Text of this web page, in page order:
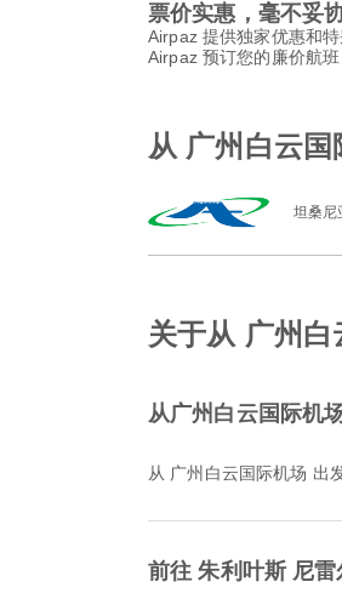
票价实惠，毫不妥
Airpaz 提供独家优惠和
Airpaz 预订您的廉价航
从 广州白云
坦桑尼
关于从 广州
从广州白云国际机
从 广州白云国际机场
前往 朱利叶斯 尼